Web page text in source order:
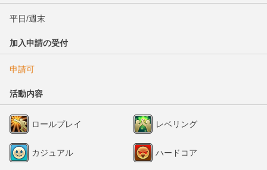
平日/週末
加入申請の受付
申請可
活動内容
ロールプレイ レベリング
カジュアル ハードコア